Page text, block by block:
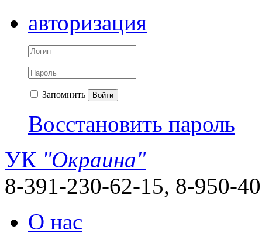
авторизация
Запомнить Войти
Восстановить пароль
УК "Окраина"
8-391-230-62-15, 8-950-
О нас